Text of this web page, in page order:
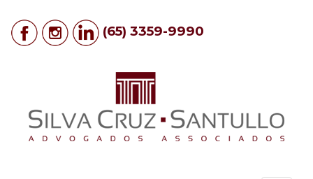
(65) 3359-9990